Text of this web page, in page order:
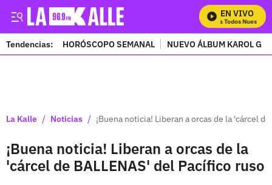
EN VIVO
Mira Todos Nuestros
Tendencias: HORÓSCOPO SEMANAL NUEVO ÁLBUM KAROL G
La Kalle / Noticias / ¡Buena noticia! Liberan a orcas de la 'cárcel
¡Buena noticia! Liberan a orcas de la
'cárcel de BALLENAS' del Pacífico ruso